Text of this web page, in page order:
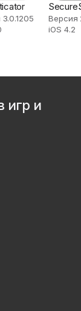
Версия
iOS 4.2
игр и